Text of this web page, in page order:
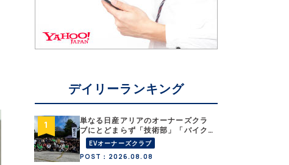
デイリーランキング
単なる日産アリアのオーナーズクラ
ブにとどまらず「技術部」「バイク
部」「釣り部」など多彩な趣味人集
合体がAOCJ【 NISSAN ARIYA
Owner’s CLUB JAPAN 】
EVオーナーズクラブ
POST：2026.08.08